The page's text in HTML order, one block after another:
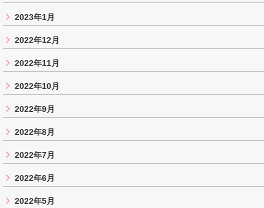
2023年1月
2022年12月
2022年11月
2022年10月
2022年9月
2022年8月
2022年7月
2022年6月
2022年5月